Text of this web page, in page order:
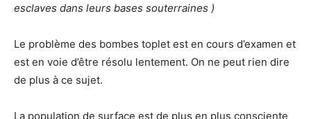
esclaves dans leurs bases souterraines )
Le problème des bombes toplet est en cours d’examen et
est en voie d’être résolu lentement. On ne peut rien dire
de plus à ce sujet.
La population de surface est de plus en plus consciente